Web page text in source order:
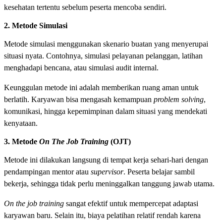
kesehatan tertentu sebelum peserta mencoba sendiri.
2. Metode Simulasi
Metode simulasi menggunakan skenario buatan yang menyerupai
situasi nyata. Contohnya, simulasi pelayanan pelanggan, latihan
menghadapi bencana, atau simulasi audit internal.
Keunggulan metode ini adalah memberikan ruang aman untuk
berlatih. Karyawan bisa mengasah kemampuan problem solving,
komunikasi, hingga kepemimpinan dalam situasi yang mendekati
kenyataan.
3. Metode On The Job Training (OJT)
Metode ini dilakukan langsung di tempat kerja sehari-hari dengan
pendampingan mentor atau supervisor. Peserta belajar sambil
bekerja, sehingga tidak perlu meninggalkan tanggung jawab utama.
On the job training sangat efektif untuk mempercepat adaptasi
karyawan baru. Selain itu, biaya pelatihan relatif rendah karena